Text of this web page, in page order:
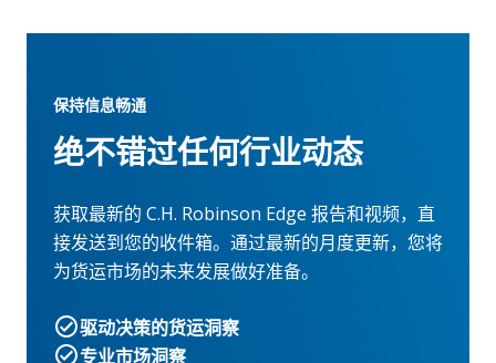
保持信息畅通
绝不错过任何行业动态
获取最新的 C.H. Robinson Edge 报告和视频，直
接发送到您的收件箱。通过最新的月度更新，您将
为货运市场的未来发展做好准备。
驱动决策的货运洞察
专业市场洞察